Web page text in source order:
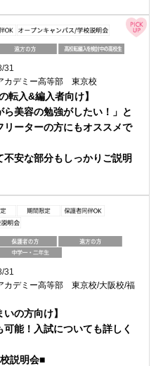
31
カデミー高等部 東京校
転入&編入者向け】
ら美容の勉強がしたい！」と
リーターの方にもオススメで
不安な部分もしっかりご説明
31
カデミー高等部 東京校/大阪校/福
いの方向け】
可能！入試についても詳しく
説明会■